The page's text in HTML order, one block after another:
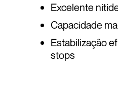
Excelente
Capacidade
Estabilização
stops